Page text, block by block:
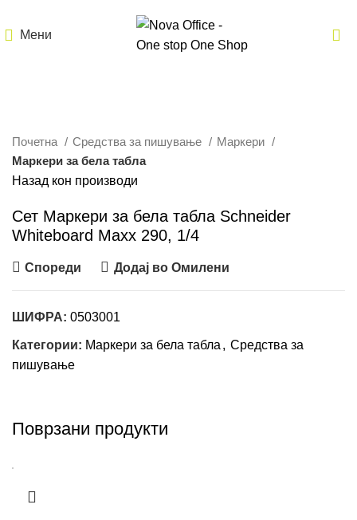
Мени
Почетна Средства за пишување
Маркери
Маркери за бела табла
Назад кон производи
Сет Маркери за бела табла Schneider
Whiteboard Maxx 290, 1/4
Спореди Додај во Омилени
ШИФРА: 0503001
Категории: Маркери за бела табла , Средства за
пишување
Поврзани продукти